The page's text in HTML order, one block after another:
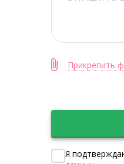
Прикрепить
Я